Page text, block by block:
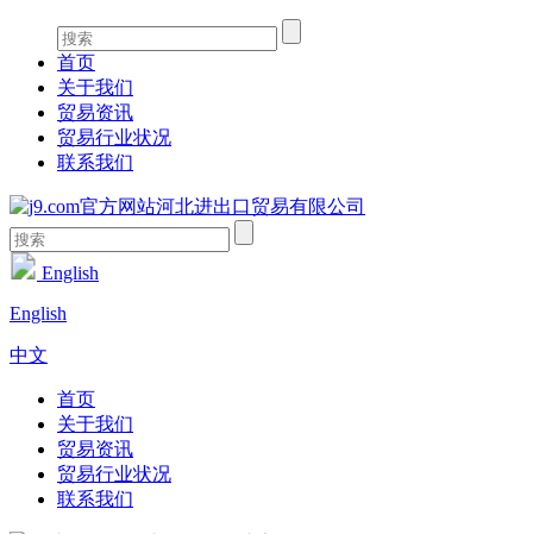
首页
关于我们
贸易资讯
贸易行业状况
联系我们
English
English
中文
首页
关于我们
贸易资讯
贸易行业状况
联系我们